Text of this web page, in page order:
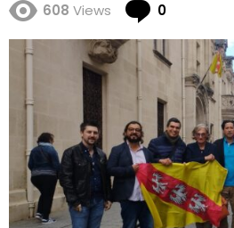
608 Views 0